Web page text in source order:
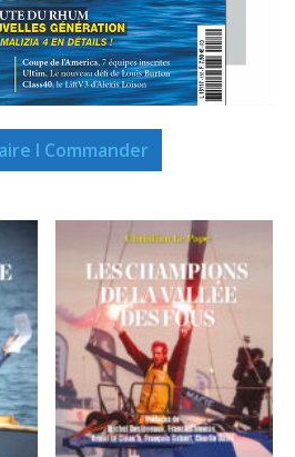
I Commander